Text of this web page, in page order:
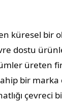
küresel bir
dostu
üreten
bir
çevreci